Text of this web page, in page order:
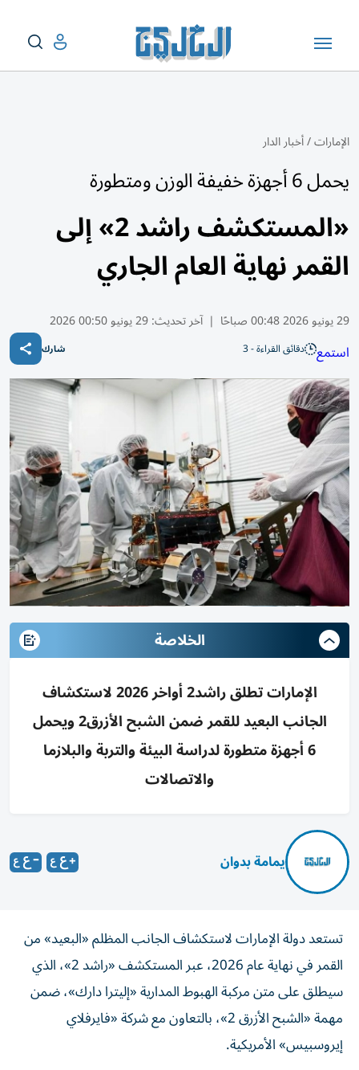
الإمارات/أخبار الدار
يحمل 6 أجهزة خفيفة الوزن ومتطورة
«المستكشف راشد 2» إلى
القمر نهاية العام الجاري
29 يونيو 2026 00:48 صباحًا | آخر تحديث:29 يونيو 00:50 2026
استمع دقائق القراءة - 3 شارك
الخلاصة
الإمارات تطلق راشد2 أواخر 2026 لاستكشاف
الجانب البعيد للقمر ضمن الشبح الأزرق2 ويحمل
6 أجهزة متطورة لدراسة البيئة والتربة والبلازما
والاتصالات
يمامة بدوان
تستعد دولة الإمارات لاستكشاف الجانب المظلم «البعيد» من
القمر في نهاية عام 2026، عبر المستكشف «راشد 2»، الذي
سيطلق على متن مركبة الهبوط المدارية «إليترا دارك»، ضمن
مهمة «الشبح الأزرق 2»، بالتعاون مع شركة «فايرفلاي
إيروسبيس» الأمريكية.